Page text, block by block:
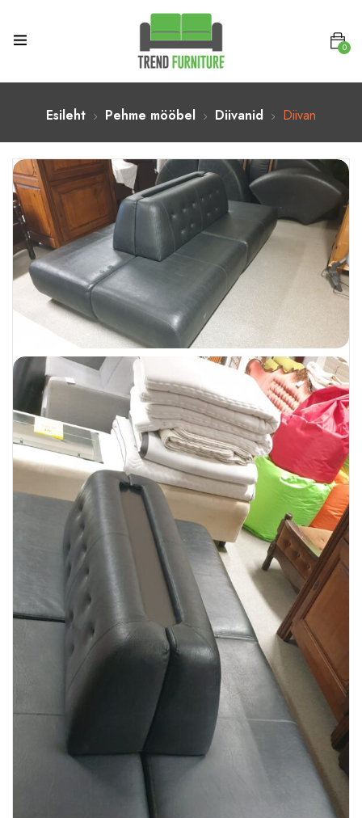
0
Esileht Pehme mööbel Diivanid Diivan